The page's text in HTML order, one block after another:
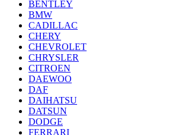
BENTLEY
BMW
CADILLAC
CHERY
CHEVROLET
CHRYSLER
CITROEN
DAEWOO
DAF
DAIHATSU
DATSUN
DODGE
FERRARI